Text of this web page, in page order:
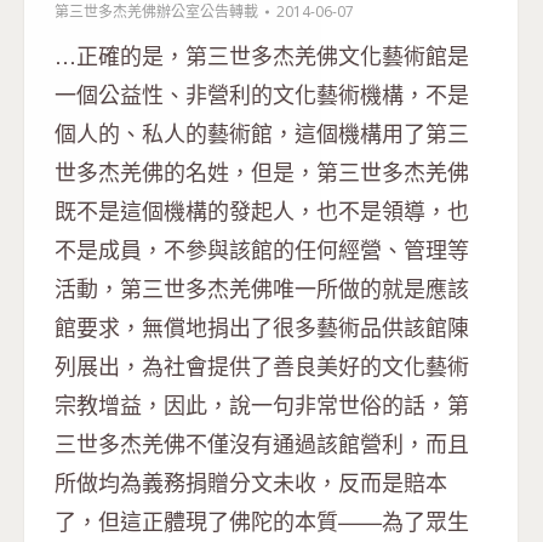
第三世多杰羌佛辦公室公告轉載 2014-06-07
…正確的是，第三世多杰羌佛文化藝術館是
一個公益性、非營利的文化藝術機構，不是
個人的、私人的藝術館，這個機構用了第三
世多杰羌佛的名姓，但是，第三世多杰羌佛
既不是這個機構的發起人，也不是領導，也
不是成員，不參與該館的任何經營、管理等
活動，第三世多杰羌佛唯一所做的就是應該
館要求，無償地捐出了很多藝術品供該館陳
列展出，為社會提供了善良美好的文化藝術
宗教增益，因此，說一句非常世俗的話，第
三世多杰羌佛不僅沒有通過該館營利，而且
所做均為義務捐贈分文未收，反而是賠本
了，但這正體現了佛陀的本質——為了眾生